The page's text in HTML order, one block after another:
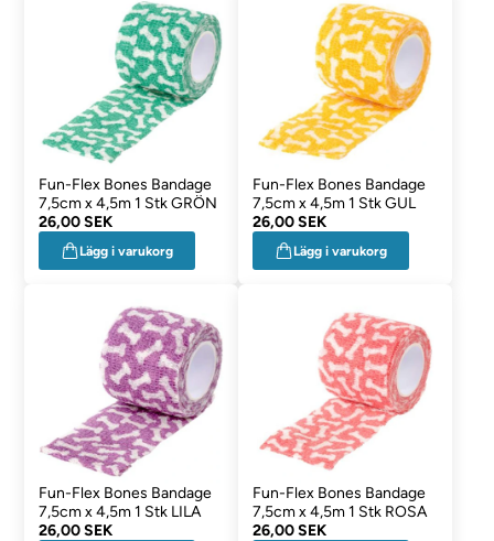
Fun-Flex Bones Bandage
7,5cm x 4,5m 1 Stk GRÖN
26,00 SEK
Lägg i varukorg
Fun-Flex Bones Bandage
7,5cm x 4,5m 1 Stk GUL
26,00 SEK
Lägg i varukorg
Fun-Flex Bones Bandage
7,5cm x 4,5m 1 Stk LILA
26,00 SEK
Fun-Flex Bones Bandage
7,5cm x 4,5m 1 Stk ROSA
26,00 SEK